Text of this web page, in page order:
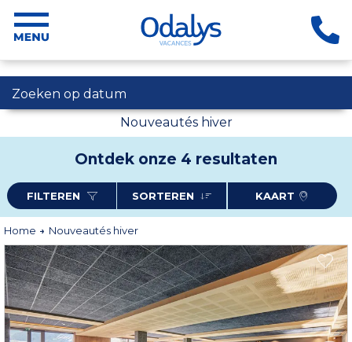
Zoeken op datum
Nouveautés hiver
Ontdek onze 4 resultaten
FILTEREN SORTEREN KAART
Home Nouveautés hiver